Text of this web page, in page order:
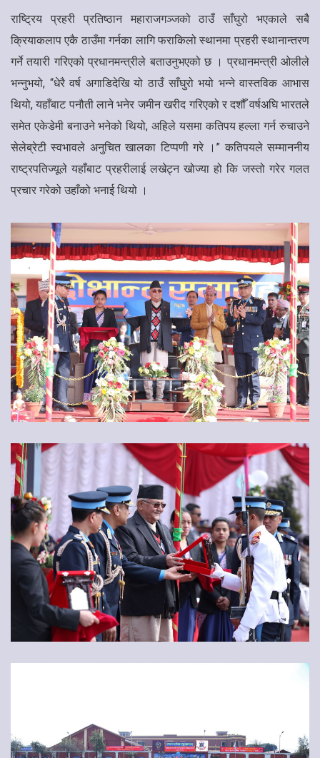
राष्ट्रिय प्रहरी प्रतिष्ठान महाराजगञ्जको ठाउँ साँघुरो भएकाले सबै
क्रियाकलाप एकै ठाउँमा गर्नका लागि फराकिलो स्थानमा प्रहरी स्थानान्तरण
गर्ने तयारी गरिएको प्रधानमन्त्रीले बताउनुभएको छ । प्रधानमन्त्री ओलीले
भन्नुभयो, “धेरै वर्ष अगाडिदेखि यो ठाउँ साँघुरो भयो भन्ने वास्तविक आभास
थियो, यहाँबाट पनौती लाने भनेर जमीन खरीद गरिएको र दशौँ वर्षअघि भारतले
समेत एकेडेमी बनाउने भनेको थियो, अहिले यसमा कतिपय हल्ला गर्न रुचाउने
सेलेब्रेटी स्वभावले अनुचित खालका टिप्पणी गरे ।” कतिपयले सम्माननीय
राष्ट्रपतिज्यूले यहाँबाट प्रहरीलाई लखेट्न खोज्या हो कि जस्तो गरेर गलत
प्रचार गरेको उहाँको भनाई थियो ।